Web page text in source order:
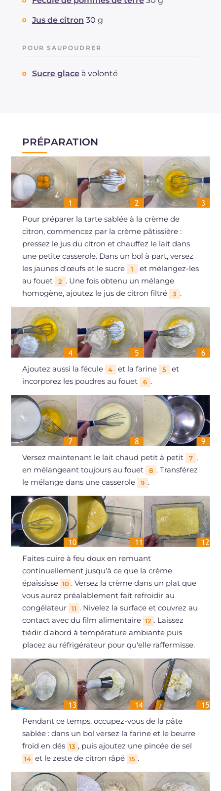
Jus de citron 30 g
POUR SAUPOUDRER
Sucre glace à volonté
PRÉPARATION
Pour préparer la tarte sablée à la crème de
citron, commencez par la crème pâtissière :
pressez le jus du citron et chauffez le lait dans
une petite casserole. Dans un bol à part, versez
les jaunes d'œufs et le sucre
1
et mélangez-les
au fouet
2 . Une fois obtenu un mélange
homogène, ajoutez le jus de citron filtré
3 .
Ajoutez aussi la fécule 4 et la farine 5
et
incorporez les poudres au fouet
6 .
Versez maintenant le lait chaud petit à petit 7 ,
en mélangeant toujours au fouet
8 . Transférez
le mélange dans une casserole
9 .
Faites cuire à feu doux en remuant
continuellement jusqu'à ce que la crème
épaississe 10 . Versez la crème dans un plat que
vous aurez préalablement fait refroidir au
congélateur
11 . Nivelez la surface et couvrez au
contact avec du film alimentaire 12 . Laissez
tiédir d'abord à température ambiante puis
placez au réfrigérateur pour qu'elle raffermisse.
Pendant ce temps, occupez-vous de la pâte
sablée : dans un bol versez la farine et le beurre
froid en dés 13 , puis ajoutez une pincée de sel
14 et le zeste de citron râpé 15 .